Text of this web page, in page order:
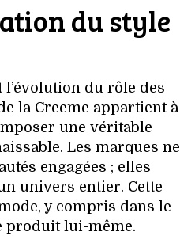
du style
du rôle des
la Creeme appartient à
une véritable
Les marques ne
engagées ; elles
univers entier. Cette
y compris dans le
produit lui-même.